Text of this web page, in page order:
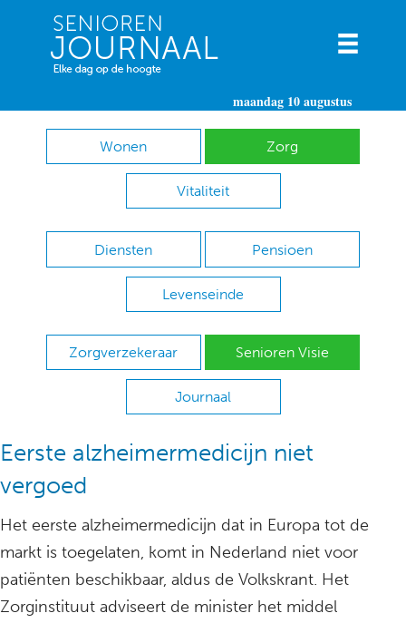
maandag 10 augustus
Wonen Zorg
Vitaliteit
Diensten Pensioen
Levenseinde
Zorgverzekeraar Senioren Visie
Journaal
Eerste alzheimermedicijn niet
vergoed
Het eerste alzheimermedicijn dat in Europa tot de
markt is toegelaten, komt in Nederland niet voor
patiënten beschikbaar, aldus de Volkskrant. Het
Zorginstituut adviseert de minister het middel